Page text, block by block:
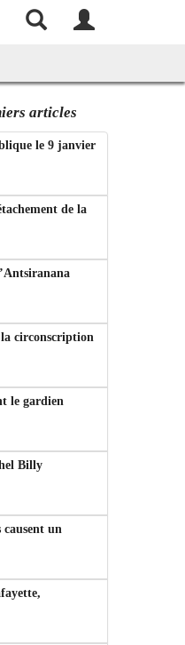
articles
le 9 janvier
de la
circonscription
le gardien
Billy
un